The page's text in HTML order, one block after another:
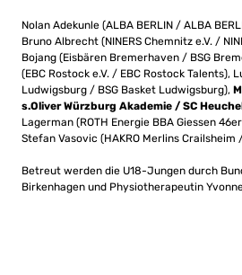
Nolan Adekunle (ALBA BERLIN / ALBA
Bruno Albrecht (NINERS Chemnitz e.V. /
Bojang (Eisbären Bremerhaven / BSG
(EBC Rostock e.V. / EBC Rostock Talents),
Ludwigsburg / BSG Basket Ludwigsburg),
s.Oliver Würzburg Akademie / SC
Lagerman (ROTH Energie BBA Giessen
Stefan Vasovic (HAKRO Merlins Crailsheim
Betreut werden die U18-Jungen durch
Birkenhagen und Physiotherapeutin